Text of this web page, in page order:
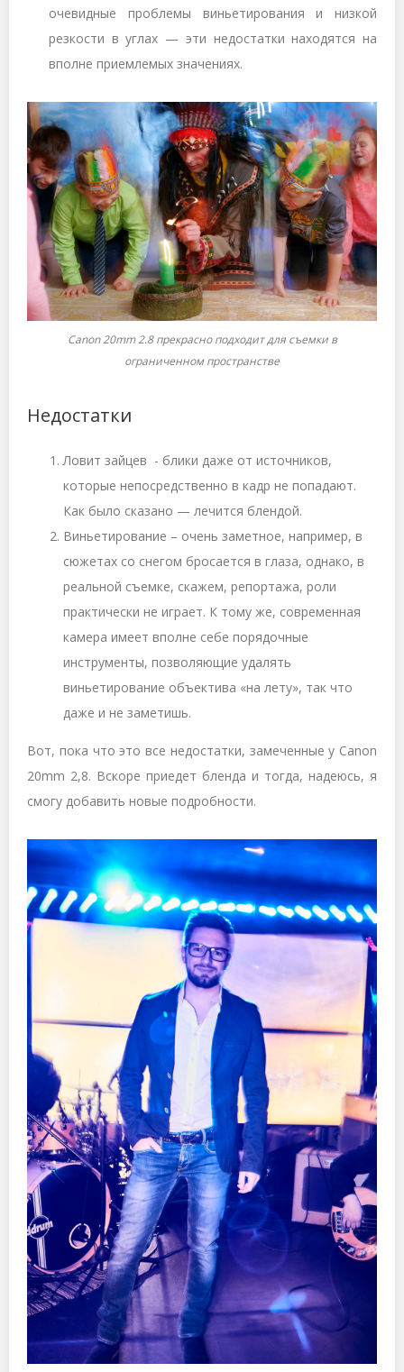
очевидные проблемы виньетирования и низкой
резкости в углах — эти недостатки находятся на
вполне приемлемых значениях.
Canon 20mm 2.8 прекрасно подходит для съемки в
ограниченном пространстве
Недостатки
Ловит зайцев - блики даже от источников,
которые непосредственно в кадр не попадают.
Как было сказано — лечится блендой.
Виньетирование – очень заметное, например, в
сюжетах со снегом бросается в глаза, однако, в
реальной съемке, скажем, репортажа, роли
практически не играет. К тому же, современная
камера имеет вполне себе порядочные
инструменты, позволяющие удалять
виньетирование объектива «на лету», так что
даже и не заметишь.
Вот, пока что это все недостатки, замеченные у Canon
20mm 2,8. Вскоре приедет бленда и тогда, надеюсь, я
смогу добавить новые подробности.